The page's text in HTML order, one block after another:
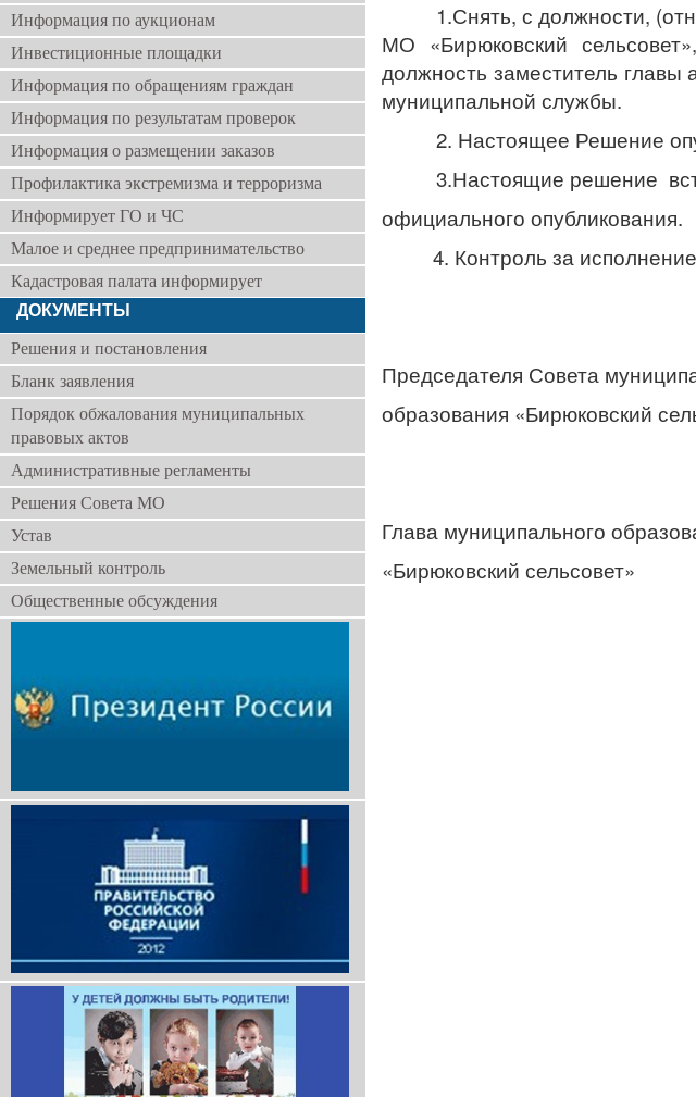
Информация по аукционам
Инвестиционные площадки
Информация по обращениям граждан
Информация по результатам проверок
Информация о размещении заказов
Профилактика экстремизма и терроризма
Информирует ГО и ЧС
Малое и среднее предпринимательство
Кадастровая палата информирует
ДОКУМЕНТЫ
Решения и постановления
Бланк заявления
Порядок обжалования муниципальных
правовых актов
Административные регламенты
Решения Совета МО
Устав
Земельный контроль
Общественные обсуждения
1.Снять, с должности,
МО «Бирюковский
должность заместитель
муниципальной службы.
2. Настоящее Решение
3.Настоящие решение
официального опубликования.
4. Контроль за
Председателя Совета
образования
Глава муниципального
«Бирюковский